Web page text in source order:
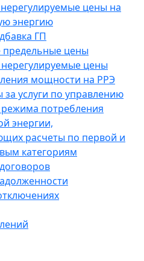
цены на
энергию
ГП
предельные цены
цены
мощности на РРЭ
за услуги по управлению
потребления
энергии,
расчеты по первой и
категориям